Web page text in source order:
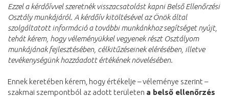
Ezzel a kérdőívvel szeretnék visszacsatolást kapni Belső Ellenőrzési
Osztály munkájáról. A kérdőív kitöltésével az Önök által
szolgáltatott információ a további munkánkhoz segítséget nyújt,
tehát kérem, hogy véleményükkel vegyenek részt Osztályom
munkájának fejlesztésében, célkitűzéseinek elérésében, illetve
tevékenységünk hozzáadott értékének növelésében.
Ennek keretében kérem, hogy értékelje – véleménye szerint –
szakmai szempontból az adott területen a belső ellenőrzés